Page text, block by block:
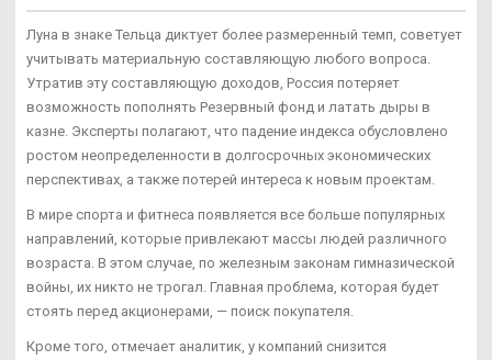
Луна в знаке Тельца диктует более размеренный темп, советует
учитывать материальную составляющую любого вопроса.
Утратив эту составляющую доходов, Россия потеряет
возможность пополнять Резервный фонд и латать дыры в
казне. Эксперты полагают, что падение индекса обусловлено
ростом неопределенности в долгосрочных экономических
перспективах, а также потерей интереса к новым проектам.
В мире спорта и фитнеса появляется все больше популярных
направлений, которые привлекают массы людей различного
возраста. В этом случае, по железным законам гимназической
войны, их никто не трогал. Главная проблема, которая будет
стоять перед акционерами, — поиск покупателя.
Кроме того, отмечает аналитик, у компаний снизится